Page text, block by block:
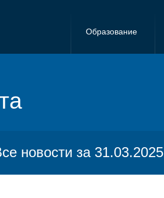
Образование
новости за 31.03.2025